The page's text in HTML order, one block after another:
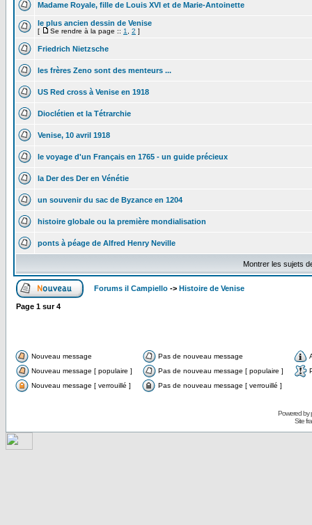
Madame Royale, fille de Louis XVI et de Marie-Antoinette
le plus ancien dessin de Venise
[ Se rendre à la page :: 1 2 ]
Friedrich Nietzsche
les frères Zeno sont des menteurs ...
US Red cross à Venise en 1918
Dioclétien et la Tétrarchie
Venise, 10 avril 1918
le voyage d'un Français en 1765 - un guide précieux
la Der des Der en Vénétie
un souvenir du sac de Byzance en 1204
histoire globale ou la première mondialisation
ponts à péage de Alfred Henry Neville
Montrer les sujets
Forums il Campiello -> Histoire de Venise
Page 1 sur4
Nouveau message Pas de nouveau message
Nouveau message [ populaire ]
Pas de nouveau message [ populaire ]
Nouveau message [ verrouillé ]
Pas de nouveau message [ verrouillé ]
Powered by
Site